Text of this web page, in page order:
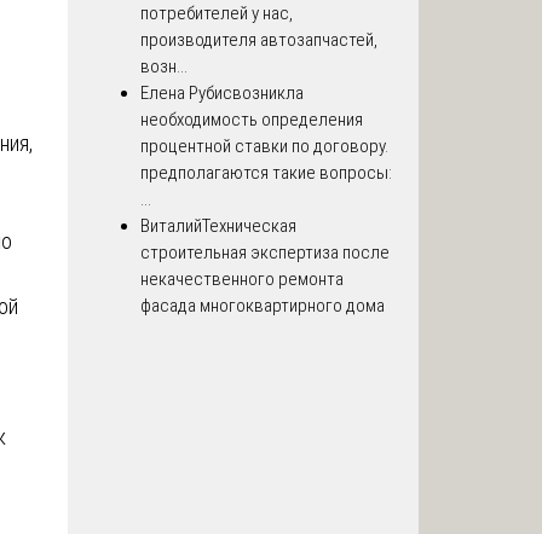
потребителей у нас,
производителя автозапчастей,
возн...
Елена Рубисвозникла
необходимость определения
процентной ставки по договору.
предполагаются такие вопросы:
...
ВиталийТехническая
строительная экспертиза после
некачественного ремонта
фасада многоквартирного дома